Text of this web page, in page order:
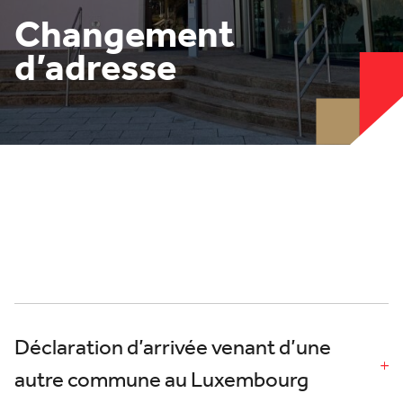
Changement
d’adresse
Déclaration d’arrivée venant d’une
autre commune au Luxembourg